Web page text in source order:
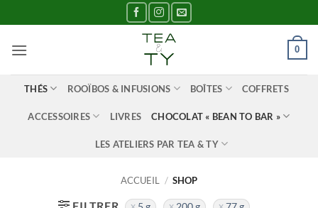
au
contenu
0
THÉS ROOÏBOS & INFUSIONS BOÎTES COFFRETS
ACCESSOIRES LIVRES CHOCOLAT « BEAN TO BAR »
LES ATELIERS PAR TEA & TY
ACCUEIL / SHOP